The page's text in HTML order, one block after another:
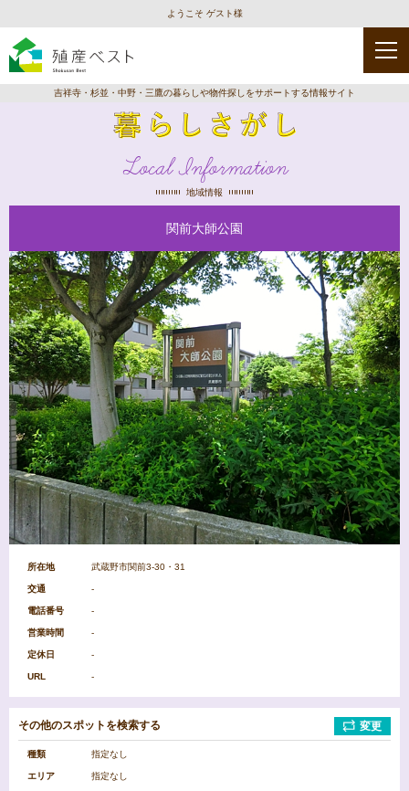
ようこそ ゲスト様
吉祥寺・杉並・中野・三鷹の暮らしや物件探しをサポートする情報サイト
Local Information
地域情報
関前大師公園
所在地 武蔵野市関前3-30・31
交通 -
電話番号 -
営業時間 -
定休日 -
URL -
その他のスポットを検索する 変更
種類 指定なし
エリア 指定なし
を
選
択
保
育
園
幼
稚
園
児
童
館
病
院
公
園
図
書
館
ス
ー
パ
ー
マ
ケ
ッ
小
学
校
中
学
校
リ
ア
を
選
択